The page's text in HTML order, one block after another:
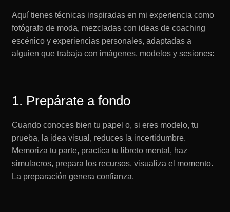
Aquí tienes técnicas inspiradas en mi experiencia como
fotógrafo de moda, mezcladas con ideas de coaching
escénico y experiencias personales, adaptadas a
alguien que trabaja con imágenes, modelos y sesiones:
1. Prepárate a fondo
Cuando conoces bien tu papel o, si eres modelo, tu
prueba, la idea visual, reduces la incertidumbre.
Memoriza tu parte, practica tu libreto mental, haz
simulacros, prepara los recursos, visualiza el momento.
La preparación genera confianza.